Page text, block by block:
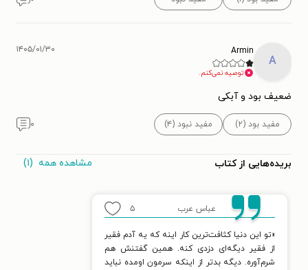
A
Armin
توصیه نمی‌کنم.
۱۴۰۵/۰۱/۳۰
ضعیف بود و آبکی
مفید بود (۲) مفید نبود (۴) ۰
بریده‌هایی از کتاب مشاهده همه (۱)
عباس عرب ۵
«تو این دنیا کثافت‌ترین کار اینه که یه آدم فقیر
از فقیر دیگه‌ای دزدی کنه. همین گفتنش هم
شرم‌آوره. دیگه بدتر از اینکه سرمون اومده نباید